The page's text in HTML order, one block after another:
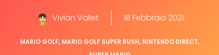
Vivian Vallet 18 Febbraio 2021
MARIO GOLF, MARIO GOLF SUPER RUSH, NINTENDO DIRECT,